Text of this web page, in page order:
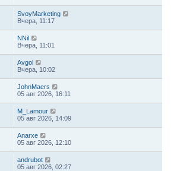
SvoyMarketing
Вчера, 11:17
NNil
Вчера, 11:01
Avgol
Вчера, 10:02
JohnMaers
05 авг 2026, 16:11
M_Lamour
05 авг 2026, 14:09
Anarxe
05 авг 2026, 12:10
andrubot
05 авг 2026, 02:27